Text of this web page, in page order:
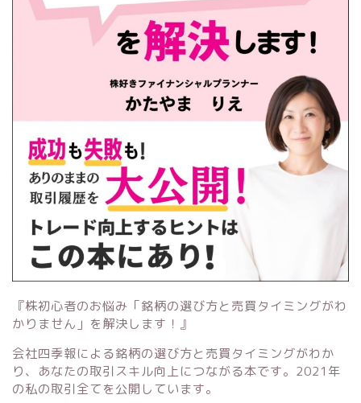
『株初心者のお悩み「銘柄の選び方と売買タイミングがわ
かりません」を解決します！』
会社四季報による銘柄の選び方と売買タイミングがわか
り、あなたの取引スキル向上につながる本です。2021年
の私の取引全てを公開しています。